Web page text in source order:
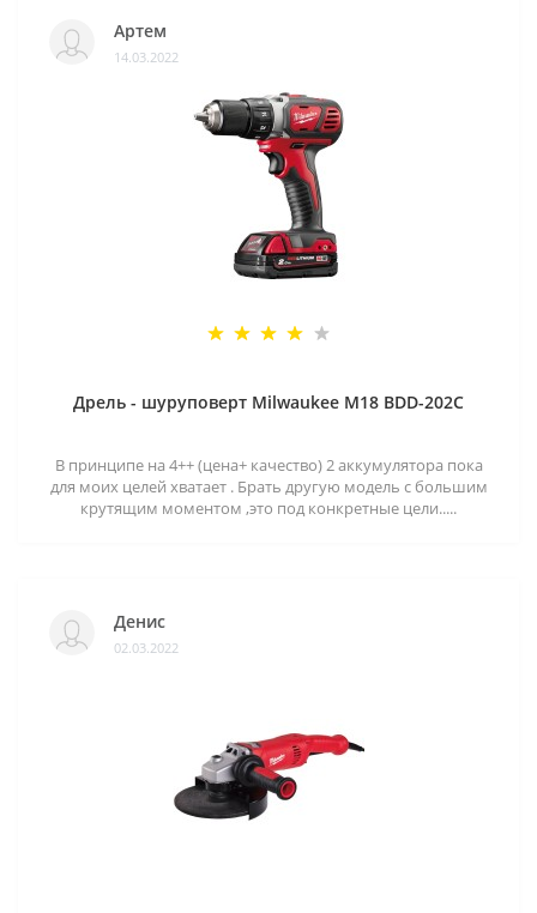
Артем
14.03.2022
Дрель - шуруповерт Milwaukee M18 BDD-202C
В принципе на 4++ (цена+ качество) 2 аккумулятора пока
для моих целей хватает . Брать другую модель с большим
крутящим моментом ,это под конкретные цели.....
Денис
02.03.2022